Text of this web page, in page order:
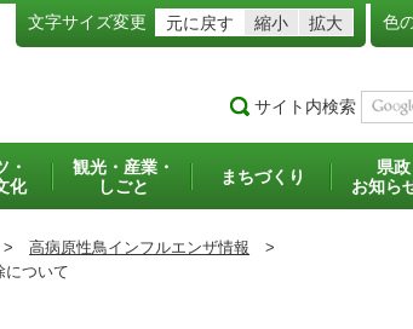
文字サイズ変更 元に戻す 縮小 拡大 色
サイト内検索
・
化
観光・産業・
しごと
まちづくり
県政
お知ら
高病原性鳥インフルエンザ情報 >
について